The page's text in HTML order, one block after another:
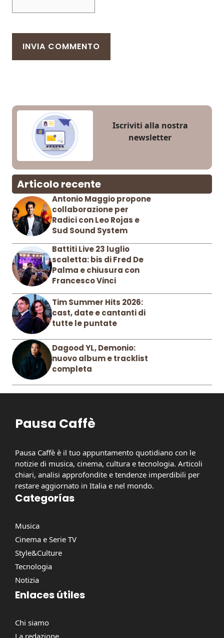
Iscriviti alla nostra
newsletter
Articolo recente
Antonio Maggio propone
collaborazione per
Radici con Leo Rojas e
Sud Sound System
Battiti Live 23 luglio
scaletta: bis di Fred De
Palma e chiusura con
Francesco Vinci
Tim Summer Hits 2026:
cast, date e cantanti di
tutte le puntate
Dagood YL, Demonio:
nuovo album e tracklist
completa
Pausa Caffè
Pausa Caffè è il tuo appuntamento quotidiano con le
notizie di musica, cinema, cultura e tecnologia. Articoli
chiari, analisi approfondite e tendenze imperdibili per
restare aggiornato in Italia e nel mondo.
Categorías
Musica
Cinema e Serie TV
Style&Culture
Tecnologia
Notizia
Enlaces útiles
Chi siamo